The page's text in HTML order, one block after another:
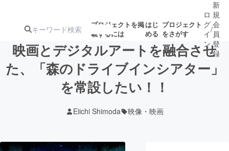
プロジェクトを掲
載するには
はじ
める
プロジェクト
をさがす
注目のリ 注目の新着プロ募集終了が近いプ
ロ
グ
イ
ン
/
新
規
会
員
登
録
映画とデジタルアートを融合させ
た、「森のドライブインシアター」
を常設したい！！
Eiichi Shimoda 映像・映画